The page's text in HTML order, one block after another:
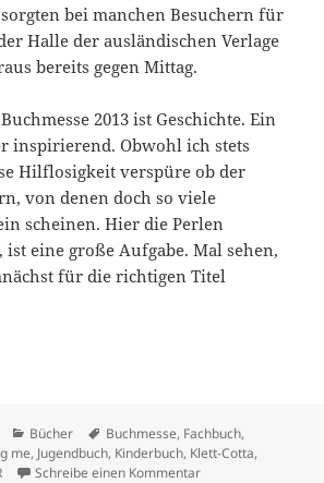
bei manchen Besuchern für
Halle der ausländischen Verlage
bereits gegen Mittag.
2013 ist Geschichte. Ein
inspirierend. Obwohl ich stets
Hilflosigkeit verspüre ob der
von denen doch so viele
scheinen. Hier die Perlen
eine große Aufgabe. Mal sehen,
für die richtigen Titel
Kategorien
Bücher Schlagwörter
Buchmesse, Fachbuch,
me, Jugendbuch, Kinderbuch, Klett-Cotta,
Schreibe einen Kommentarzu Ein